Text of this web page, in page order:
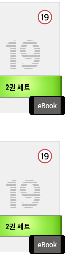
2권 세트
2권 세트